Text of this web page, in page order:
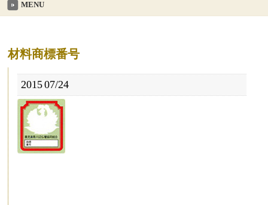
MENU
材料商標番号
07/24
2015